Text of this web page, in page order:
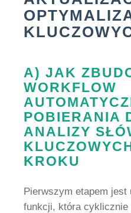
A) JAK
WORKFLOW
POBIERANIA
ANALIZY
KROKU
Pierwszym etapem
funkcji, która cyklicznie